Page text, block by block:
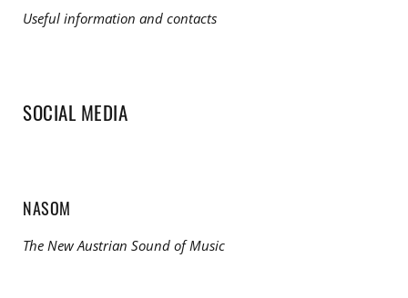
Useful information and contacts
SOCIAL MEDIA
NASOM
The New Austrian Sound of Music